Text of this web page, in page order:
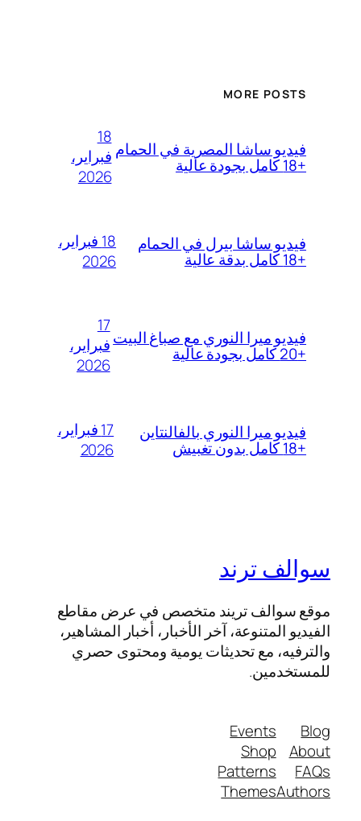
MORE POSTS
فيديو ساشا المصرية في الحمام
+18 كامل بجودة عالية
18
فبراير،
2026
فيديو ساشا بيرل في الحمام
+18 كامل بدقة عالية
18 فبراير،
2026
فيديو ميرا النوري مع صباغ البيت
+20 كامل بجودة عالية
17
فبراير،
2026
فيديو ميرا النوري بالفالنتاين
+18 كامل بدون تغبيش
17 فبراير،
2026
سوالف ترند
موقع سوالف تريند متخصص في عرض مقاطع
الفيديو المتنوعة، آخر الأخبار، أخبار المشاهير،
والترفيه، مع تحديثات يومية ومحتوى حصري
للمستخدمين.
Blog
About
FAQs
Authors
Events
Shop
Patterns
Themes